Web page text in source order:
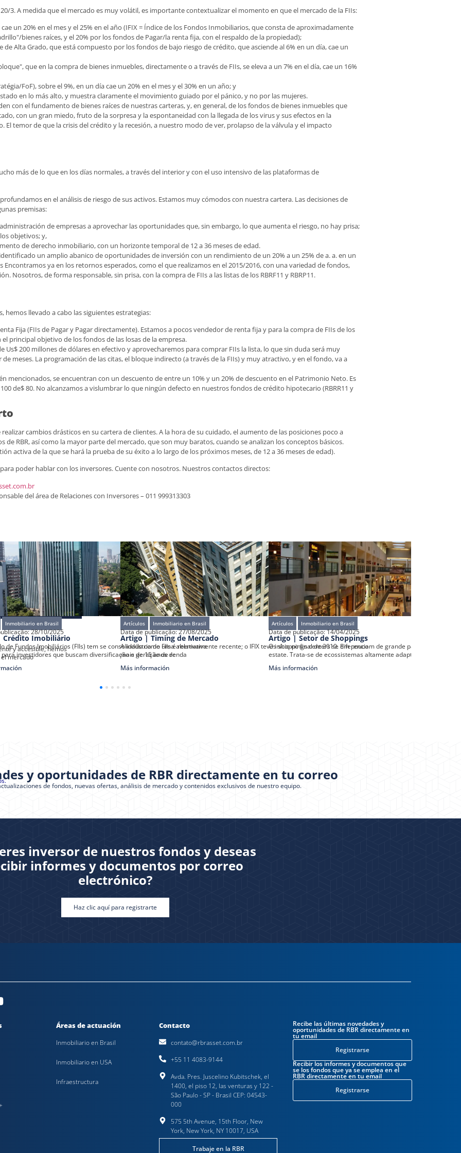
3. A medida que el mercado es muy volátil, es importante contextualizar el momento en que el mercado de la FIIs:
cae un 20% en el mes y el 25% en el año (IFIX = Índice de los Fondos Inmobiliarios, que consta de aproximadamente
bienes raíces, y el 20% por los fondos de Pagar/la renta fija, con el respaldo de la propiedad);
de Alta Grado, que está compuesto por los fondos de bajo riesgo de crédito, que asciende al 6% en un día, cae un
que en la compra de bienes inmuebles, directamente o a través de FIIs, se eleva a un 7% en el día, cae un 16%
FoF), sobre el 9%, en un día cae un 20% en el mes y el 30% en un año; y
en lo más alto, y muestra claramente el movimiento guiado por el pánico, y no por las mujeres.
con el fundamento de bienes raíces de nuestras carteras, y, en general, de los fondos de bienes inmuebles que
con un gran miedo, fruto de la sorpresa y la espontaneidad con la llegada de los virus y sus efectos en la
El temor de que la crisis del crédito y la recesión, a nuestro modo de ver, prolapso de la válvula y el impacto
más de lo que en los días normales, a través del interior y con el uso intensivo de las plataformas de
en el análisis de riesgo de sus activos. Estamos muy cómodos con nuestra cartera. Las decisiones de
premisas:
de empresas a aprovechar las oportunidades que, sin embargo, lo que aumenta el riesgo, no hay prisa;
objetivos; y,
de derecho inmobiliario, con un horizonte temporal de 12 a 36 meses de edad.
un amplio abanico de oportunidades de inversión con un rendimiento de un 20% a un 25% de a. a. en un
ya en los retornos esperados, como el que realizamos en el 2015/2016, con una variedad de fondos,
Nosotros, de forma responsable, sin prisa, con la compra de FIIs a las listas de los RBRF11 y RBRP11.
hemos llevado a cabo las siguientes estrategias:
Fija (FIIs de Pagar y Pagar directamente). Estamos a pocos vendedor de renta fija y para la compra de FIIs de los
principal objetivo de los fondos de las losas de la empresa.
Us$ 200 millones de dólares en efectivo y aprovecharemos para comprar FIIs la lista, lo que sin duda será muy
meses. La programación de las citas, el bloque indirecto (a través de la FIIs) y muy atractivo, y en el fondo, va a
mencionados, se encuentran con un descuento de entre un 10% y un 20% de descuento en el Patrimonio Neto. Es
de$ 80. No alcanzamos a vislumbrar lo que ningún defecto en nuestros fondos de crédito hipotecario (RBRR11 y
cambios drásticos en su cartera de clientes. A la hora de su cuidado, el aumento de las posiciones poco a
de RBR, así como la mayor parte del mercado, que son muy baratos, cuando se analizan los conceptos básicos.
activa de la que se hará la prueba de su éxito a lo largo de los próximos meses, de 12 a 36 meses de edad).
poder hablar con los inversores. Cuente con nosotros. Nuestros contactos directos:
del área de Relaciones con Inversores – 011 999313303
y accesible, hemos
mercado
Inmobiliario en Brasil
28/10/2025
Imobiliário
de Fundos Imobiliários (FIIs) tem se consolidado como uma alternativa
investidores que buscam diversificação e geração de renda
Artículos Inmobiliario en Brasil
Data de publicação:27/08/2025
Artigo | Timing de Mercado
A indústria de FIIs é relativamente recente; o IFIX teve início no final de 2010. Em pouco
mais de 15 anos de
Más información
Artículos Inmobiliario en Brasil
Data de publicação:14/04/2025
Artigo | Setor de Shoppings
Os shoppings centers se diferenciam de grande parte dos demais
estate. Trata-se de ecossistemas altamente adaptáveis ao
Más información
y oportunidades de RBR directamente en tu correo
de fondos, nuevas ofertas, análisis de mercado y contenidos exclusivos de nuestro equipo.
inversor de nuestros fondos y deseas
informes y documentos por correo
electrónico?
Haz clic aquí para registrarte
Áreas de actuación
Inmobiliario en Brasil
Inmobiliario en USA
Infraestructura
Contacto
contato@rbrasset.com.br
+55 11 4083-9144
Avda. Pres. Juscelino Kubitschek, el
1400, el piso 12, las venturas y 122 -
São Paulo - SP - Brasil CEP: 04543-
000
575 5th Avenue, 15th Floor, New
York, New York, NY 10017, USA
Trabaje en la RBR
Recibe las últimas novedades y
oportunidades de RBR directamente en
tu email
Registrarse
Recibir los informes y documentos que
se los fondos que ya se emplea en el
RBR directamente en tu email
Registrarse